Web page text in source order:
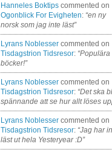
Hanneles Boktips commented on
Ogonblick For Evigheten: “en ny
norsk som jag inte läst”
Lyrans Noblesser commented on
Tisdagstrion Tidsresor: “Populära
böcker!”
Lyrans Noblesser commented on
Tisdagstrion Tidsresor: “Det ska
spännande att se hur allt löses
Lyrans Noblesser commented on
Tisdagstrion Tidsresor: “Jag har
läst ut hela Yesteryear :D”